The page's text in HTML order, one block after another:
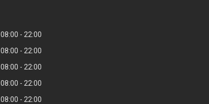
08:00
22:00
08:00
22:00
08:00
22:00
08:00
22:00
08:00 22:00